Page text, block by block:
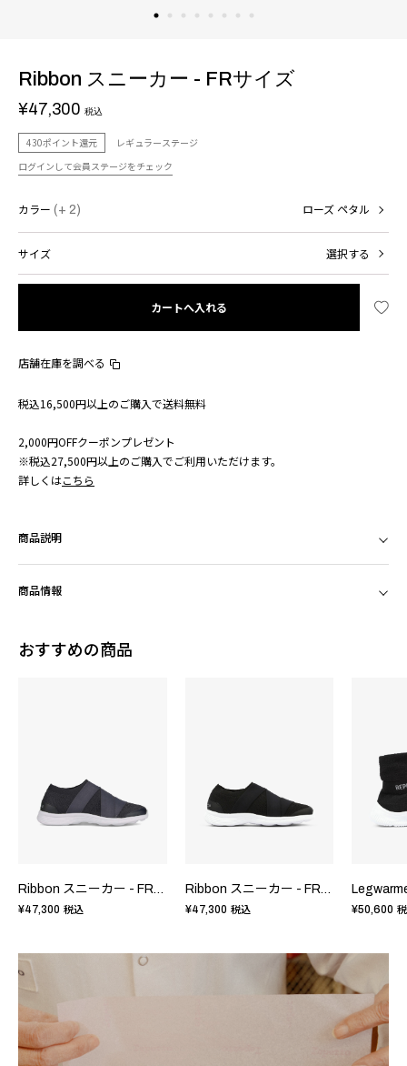
Ribbon スニーカー - FRサイズ
¥47,300 税込
430ポイント還元
レギュラーステージ
ログインして会員ステージをチェック
カラー (+ 2) ローズ ペタル
サイズ 選択する
カートへ入れる
店舗在庫を調べる
税込16,500円以上のご購入で送料無料
2,000円OFFクーポンプレゼント
※税込27,500円以上のご購入でご利用いただけます。
詳しくはこちら
商品説明
商品情報
おすすめの商品
Ribbon スニーカー - FRサイズ
¥47,300 税込
Ribbon スニーカー - FRサイズ
¥47,300 税込 ¥50,600